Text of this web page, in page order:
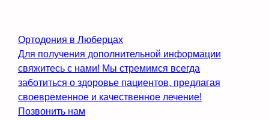
Ортодония в Люберцах
Для получения дополнительной информации
свяжитесь с нами! Мы стремимся всегда
заботиться о здоровье пациентов, предлагая
своевременное и качественное лечение!
Позвонить нам